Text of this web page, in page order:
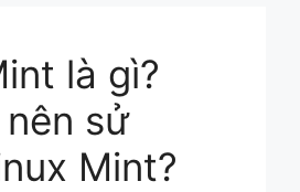
là gì?
sử
Mint?